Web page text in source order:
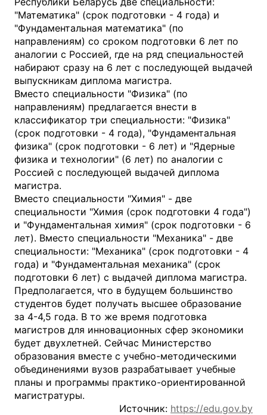
"Математика" (срок подготовки - 4 года) и
"Фундаментальная математика" (по
направлениям) со сроком подготовки 6 лет по
аналогии с Россией, где на ряд специальностей
набирают сразу на 6 лет с последующей выдачей
выпускникам диплома магистра.
Вместо специальности "Физика" (по
направлениям) предлагается внести в
классификатор три специальности: "Физика"
(срок подготовки - 4 года), "Фундаментальная
физика" (срок подготовки - 6 лет) и "Ядерные
физика и технологии" (6 лет) по аналогии с
Россией с последующей выдачей диплома
магистра.
Вместо специальности "Химия" - две
специальности "Химия (срок подготовки 4 года")
и "Фундаментальная химия" (срок подготовки - 6
лет). Вместо специальности "Механика" - две
специальности: "Механика" (срок подготовки - 4
года) и "Фундаментальная механика" (срок
подготовки 6 лет) с выдачей диплома магистра.
Предполагается, что в будущем большинство
студентов будет получать высшее образование
за 4-4,5 года. В то же время подготовка
магистров для инновационных сфер экономики
будет двухлетней. Сейчас Министерство
образования вместе с учебно-методическими
объединениями вузов разрабатывает учебные
планы и программы практико-ориентированной
магистратуры.
Источник: https://edu.gov.by